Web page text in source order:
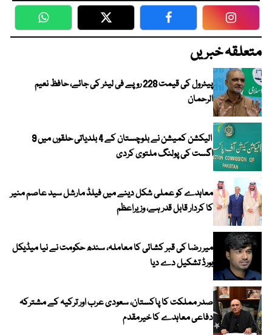
WhatsApp Twitter Facebook
متعلقہ خبریں
پیٹرول کی قیمت 228 روپے فی لیٹر کی جائے، حافظ نعیم
الرحمان
الیکشن کمیشن نے بلوچستان کے 4 بلدیاتی حلقوں میں 9
اگست کی پولنگ ملتوی کردی
معاہدے کو عملی شکل دینے میں فیلڈ مارشل سید عاصم منیر
کا کردار قابل قدر ہے، وزیراعظم
میر رضا کی قبر کشائی کا معاملہ، سندھ حکومت نے نیا میڈیکل
بورڈ تشکیل دے دیا
صدر مملکت کا پاکستان، سعودی عرب اور ترکیہ کے مشترکہ
دفاعی معاہدے کا خیرمقدم